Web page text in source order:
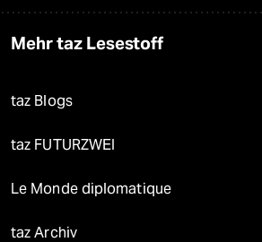
Mehr taz Lesestoff
taz Blogs
taz FUTURZWEI
Le Monde diplomatique
taz Archiv